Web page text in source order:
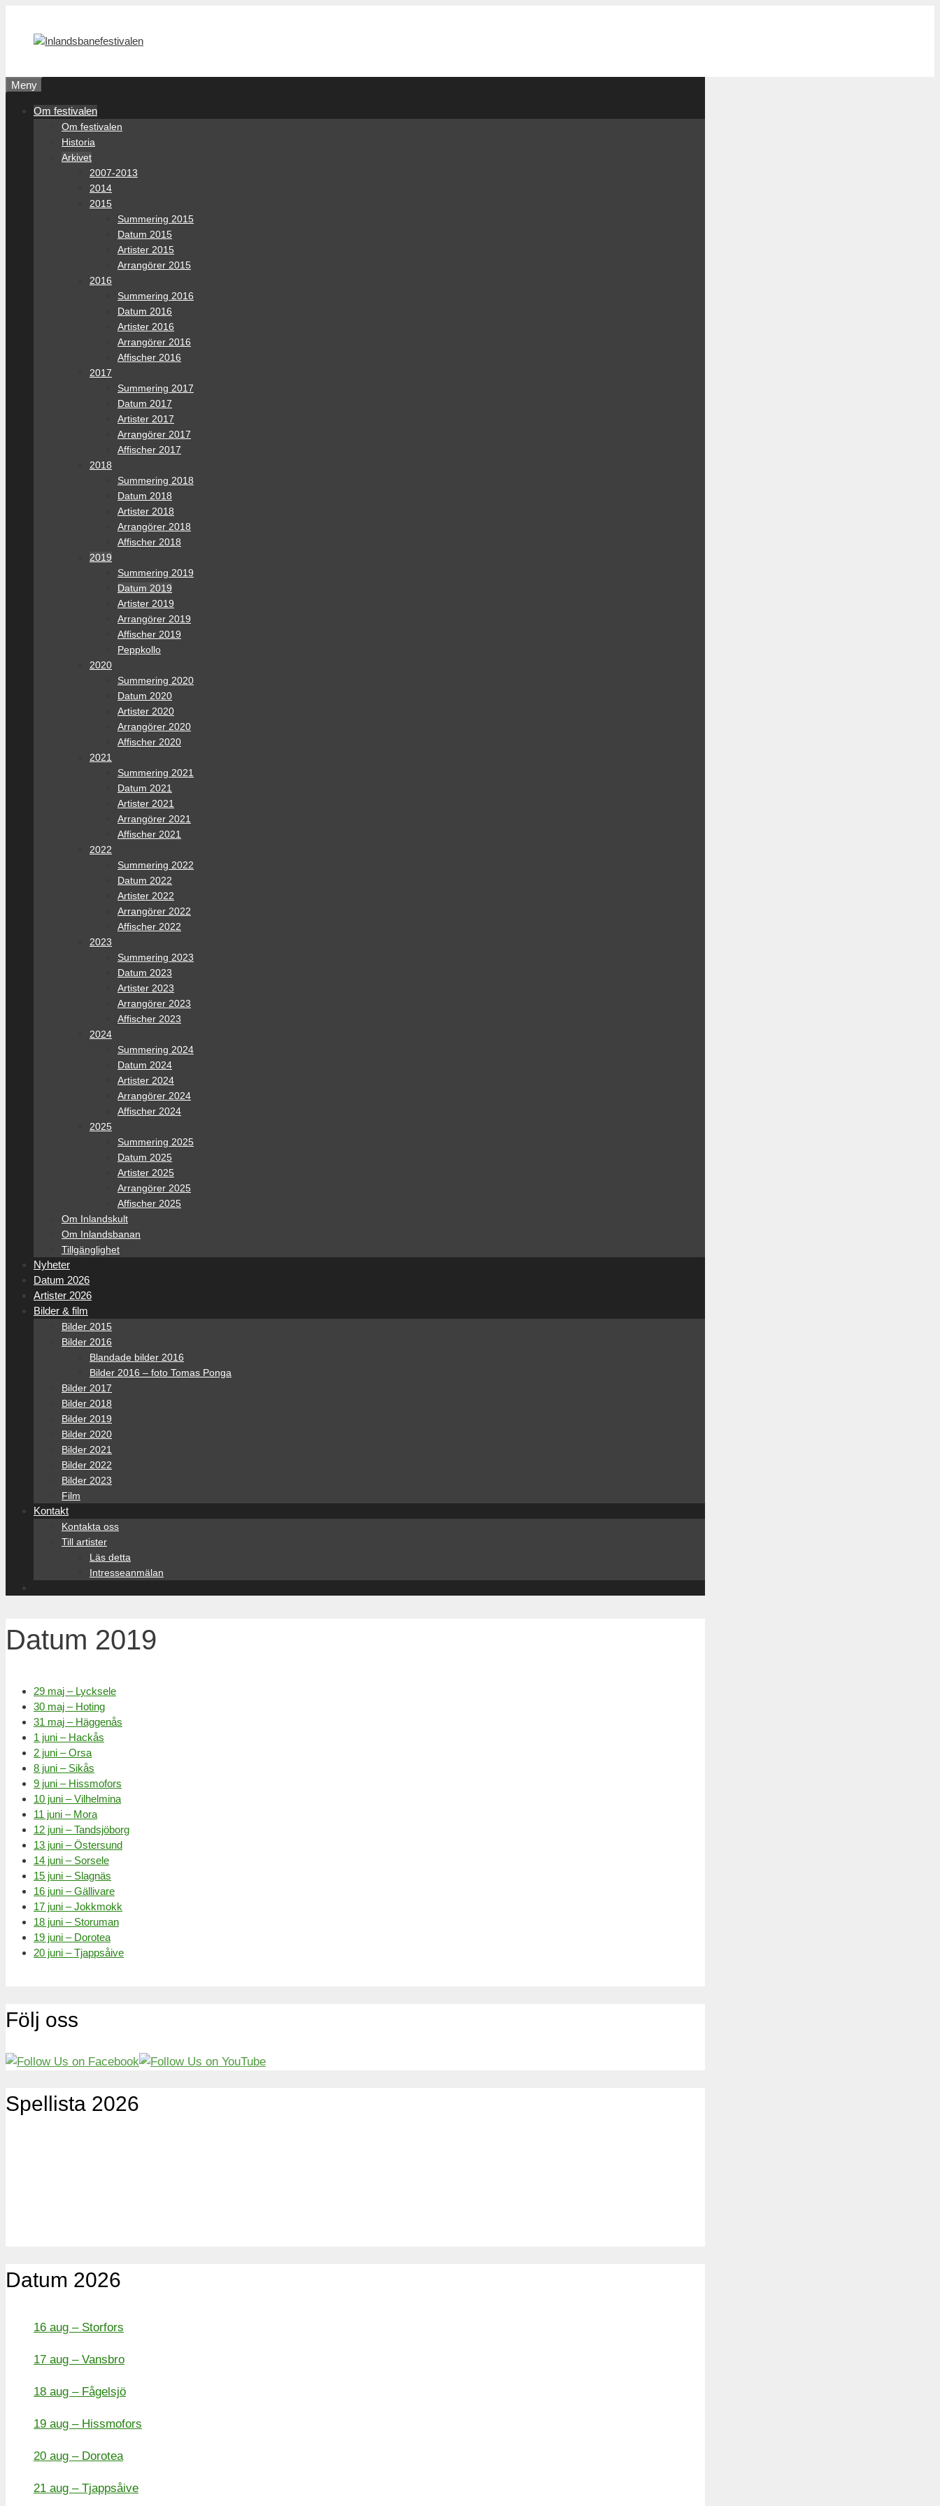
innehåll
Meny
Om festivalen
Om festivalen
Historia
Arkivet
2007-2013
2014
2015
Summering 2015
Datum 2015
Artister 2015
Arrangörer 2015
2016
Summering 2016
Datum 2016
Artister 2016
Arrangörer 2016
Affischer 2016
2017
Summering 2017
Datum 2017
Artister 2017
Arrangörer 2017
Affischer 2017
2018
Summering 2018
Datum 2018
Artister 2018
Arrangörer 2018
Affischer 2018
2019
Summering 2019
Datum 2019
Artister 2019
Arrangörer 2019
Affischer 2019
Peppkollo
2020
Summering 2020
Datum 2020
Artister 2020
Arrangörer 2020
Affischer 2020
2021
Summering 2021
Datum 2021
Artister 2021
Arrangörer 2021
Affischer 2021
2022
Summering 2022
Datum 2022
Artister 2022
Arrangörer 2022
Affischer 2022
2023
Summering 2023
Datum 2023
Artister 2023
Arrangörer 2023
Affischer 2023
2024
Summering 2024
Datum 2024
Artister 2024
Arrangörer 2024
Affischer 2024
2025
Summering 2025
Datum 2025
Artister 2025
Arrangörer 2025
Affischer 2025
Om Inlandskult
Om Inlandsbanan
Tillgänglighet
Nyheter
Datum 2026
Artister 2026
Bilder & film
Bilder 2015
Bilder 2016
Blandade bilder 2016
Bilder 2016 – foto Tomas Ponga
Bilder 2017
Bilder 2018
Bilder 2019
Bilder 2020
Bilder 2021
Bilder 2022
Bilder 2023
Film
Kontakt
Kontakta oss
Till artister
Läs detta
Intresseanmälan
Datum 2019
29 maj – Lycksele
30 maj – Hoting
31 maj – Häggenås
1 juni – Hackås
2 juni – Orsa
8 juni – Sikås
9 juni – Hissmofors
10 juni – Vilhelmina
11 juni – Mora
12 juni – Tandsjöborg
13 juni – Östersund
14 juni – Sorsele
15 juni – Slagnäs
16 juni – Gällivare
17 juni – Jokkmokk
18 juni – Storuman
19 juni – Dorotea
20 juni – Tjappsåive
Följ oss
Spellista 2026
Datum 2026
16 aug – Storfors
17 aug – Vansbro
18 aug – Fågelsjö
19 aug – Hissmofors
20 aug – Dorotea
21 aug – Tjappsåive